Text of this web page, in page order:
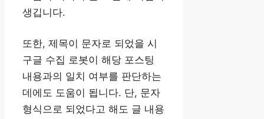
생깁니다.
또한, 제목이 문자로 되었을 시
구글 수집 로봇이 해당 포스팅
내용과의 일치 여부를 판단하는
데에도 도움이 됩니다. 단, 문자
형식으로 되었다고 해도 글 내용